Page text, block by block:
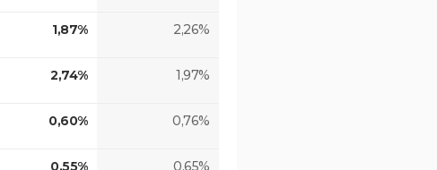
1,87% 2,26%
2,74% 1,97%
0,60% 0,76%
0,55% 0,65%